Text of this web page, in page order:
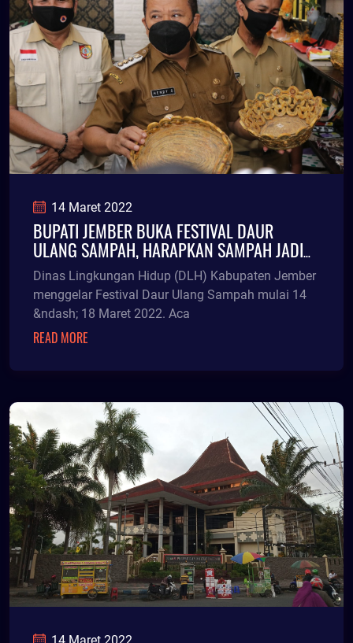
14 Maret 2022
BUPATI JEMBER BUKA FESTIVAL DAUR
ULANG SAMPAH, HARAPKAN SAMPAH JADI
BERKAH
Dinas Lingkungan Hidup (DLH) Kabupaten Jember
menggelar Festival Daur Ulang Sampah mulai 14
&ndash; 18 Maret 2022. Aca
READ MORE